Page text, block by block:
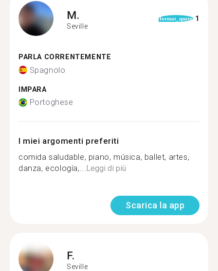
M.
Seville
format_quote 1
PARLA CORRENTEMENTE
Spagnolo
IMPARA
Portoghese
I miei argomenti preferiti
comida saludable, piano, música, ballet, artes,
danza, ecología,...Leggi di più
Scarica la app
F.
Seville